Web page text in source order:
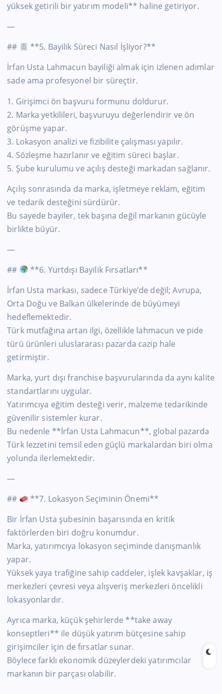
yüksek getirili bir yatırım modeli** haline getiriyor.
—
##
**5. Bayilik Süreci Nasıl İşliyor?**
İrfan Usta Lahmacun bayiliği almak için izlenen adımlar
sade ama profesyonel bir süreçtir.
1. Girişimci ön başvuru formunu doldurur.
2. Marka yetkilileri, başvuruyu değerlendirir ve ön
görüşme yapar.
3. Lokasyon analizi ve fizibilite çalışması yapılır.
4. Sözleşme hazırlanır ve eğitim süreci başlar.
5. Şube kurulumu ve açılış desteği markadan sağlanır.
Açılış sonrasında da marka, işletmeye reklam, eğitim
ve tedarik desteğini sürdürür.
Bu sayede bayiler, tek başına değil markanın gücüyle
birlikte büyür.
—
##
**6. Yurtdışı Bayilik Fırsatları**
İrfan Usta markası, sadece Türkiye’de değil; Avrupa,
Orta Doğu ve Balkan ülkelerinde de büyümeyi
hedeflemektedir.
Türk mutfağına artan ilgi, özellikle lahmacun ve pide
türü ürünleri uluslararası pazarda cazip hale
getirmiştir.
Marka, yurt dışı franchise başvurularında da aynı kalite
standartlarını uygular.
Yatırımcıya eğitim desteği verir, malzeme tedarikinde
güvenilir sistemler kurar.
Bu nedenle **İrfan Usta Lahmacun**, global pazarda
Türk lezzetini temsil eden güçlü markalardan biri olma
yolunda ilerlemektedir.
—
##
**7. Lokasyon Seçiminin Önemi**
Bir İrfan Usta şubesinin başarısında en kritik
faktörlerden biri doğru konumdur.
Marka, yatırımcıya lokasyon seçiminde danışmanlık
yapar.
Yüksek yaya trafiğine sahip caddeler, işlek kavşaklar, iş
merkezleri çevresi veya alışveriş merkezleri öncelikli
lokasyonlardır.
Ayrıca marka, küçük şehirlerde **take away
konseptleri** ile düşük yatırım bütçesine sahip
girişimciler için de fırsatlar sunar.
Böylece farklı ekonomik düzeylerdeki yatırımcılar
markanın bir parçası olabilir.